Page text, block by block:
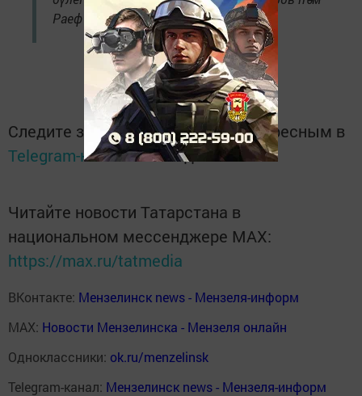
Раеф Галиев.
Следите за самым важным и интересным в
Telegram-каналеТатмедиа
Читайте новости Татарстана в
национальном мессенджере MАХ:
https://max.ru/tatmedia
ВКонтакте: Мензелинск news - Мензеля-информ
MAX: Новости Мензелинска - Мензеля онлайн
Одноклассники: ok.ru/menzelinsk
Telegram-канал: Мензелинск news - Мензеля-информ